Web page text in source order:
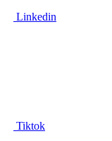
Linkedin
Tiktok